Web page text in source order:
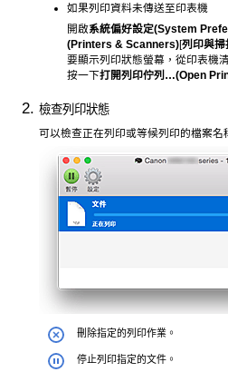
如果列印資料未傳送至印表機
開啟系統偏好設定(System
(Printers & Scanners)[列印與掃
要顯示列印狀態螢幕，從印表機
按一下打開列印佇列…(Open
檢查列印狀態
可以檢查正在列印或等候列印的檔案名
刪除指定的列印作業。
停止列印指定的文件。